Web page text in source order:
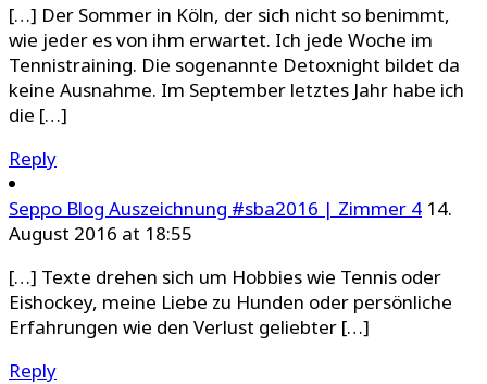
[…] Der Sommer in Köln, der sich nicht so benimmt,
wie jeder es von ihm erwartet. Ich jede Woche im
Tennistraining. Die sogenannte Detoxnight bildet da
keine Ausnahme. Im September letztes Jahr habe ich
die […]
Reply
Seppo Blog Auszeichnung #sba2016 | Zimmer 4 14.
August 2016 at 18:55
[…] Texte drehen sich um Hobbies wie Tennis oder
Eishockey, meine Liebe zu Hunden oder persönliche
Erfahrungen wie den Verlust geliebter […]
Reply